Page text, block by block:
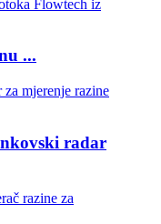
...
radar